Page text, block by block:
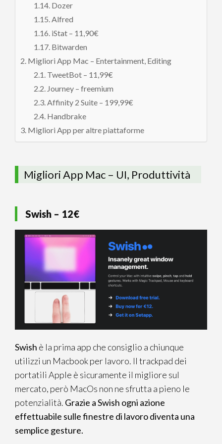
Dozer
Alfred
iStat – 11,90€
Bitwarden
Migliori App Mac – Entertainment, Editing
TweetBot – 11,99€
Journey – freemium
Affinity 2 Suite – 199,99€
Handbrake
Migliori App per altre piattaforme
Migliori App Mac – UI, Produttività
Swish – 12€
Swish è la prima app che consiglio a chiunque
utilizzi un Macbook per lavoro. Il trackpad dei
portatili Apple è sicuramente il migliore sul
mercato, però MacOs non ne sfrutta a pieno le
potenzialità. Grazie a Swish ogni azione
effettuabile sulle finestre di lavoro diventa una
semplice gesture.